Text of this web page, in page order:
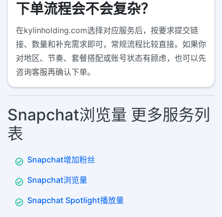
下单流程会不会复杂？
在kylinholding.com选择对应服务后，按要求提交链
接、数量和补充需求即可，常规流程比较直接。如果你
对地区、节奏、套餐搭配或账号状态有顾虑，也可以先
咨询客服再确认下单。
Snapchat浏览量 更多服务列
表
Snapchat增加粉丝
Snapchat浏览量
Snapchat Spotlight播放量